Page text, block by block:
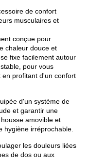
de confort
musculaires et
conçue pour
chaleur douce et
fixe facilement autour
pour vous
en profitant d'un confort
d'un système de
et garantir une
amovible et
hygiène irréprochable.
les douleurs liées
de dos ou aux